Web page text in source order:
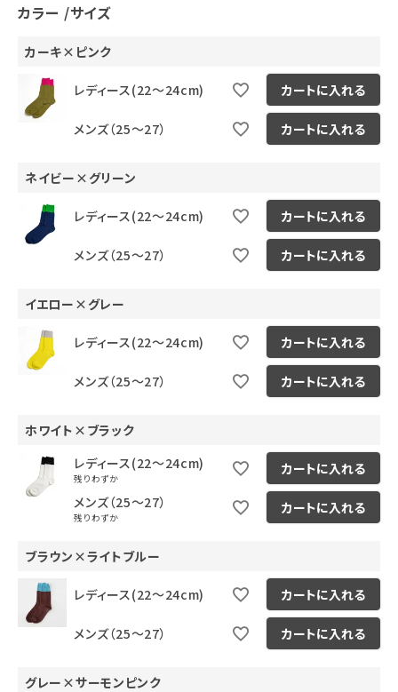
カラー サイズ
カーキ×ピンク
レディース(22～24cm) カートに入れる
メンズ（25～27） カートに入れる
ネイビー×グリーン
レディース(22～24cm) カートに入れる
メンズ（25～27） カートに入れる
イエロー×グレー
レディース(22～24cm) カートに入れる
メンズ（25～27） カートに入れる
ホワイト×ブラック
レディース(22～24cm)
残りわずか
カートに入れる
メンズ（25～27）
残りわずか
カートに入れる
ブラウン×ライトブルー
レディース(22～24cm) カートに入れる
メンズ（25～27） カートに入れる
グレー×サーモンピンク